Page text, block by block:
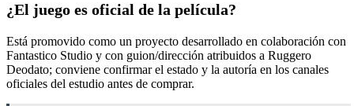
¿El juego es oficial de la película?
Está promovido como un proyecto desarrollado en colaboración con
Fantastico Studio y con guion/dirección atribuidos a Ruggero
Deodato; conviene confirmar el estado y la autoría en los canales
oficiales del estudio antes de comprar.